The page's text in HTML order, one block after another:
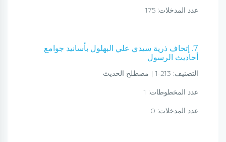
عدد المدخلات:
7. إتحاف ذرية سيدي علي البهلول بأسانيد جوامع
أحاديث الرسول
التصنيف:
عدد المخطوطات:
عدد المدخلات: